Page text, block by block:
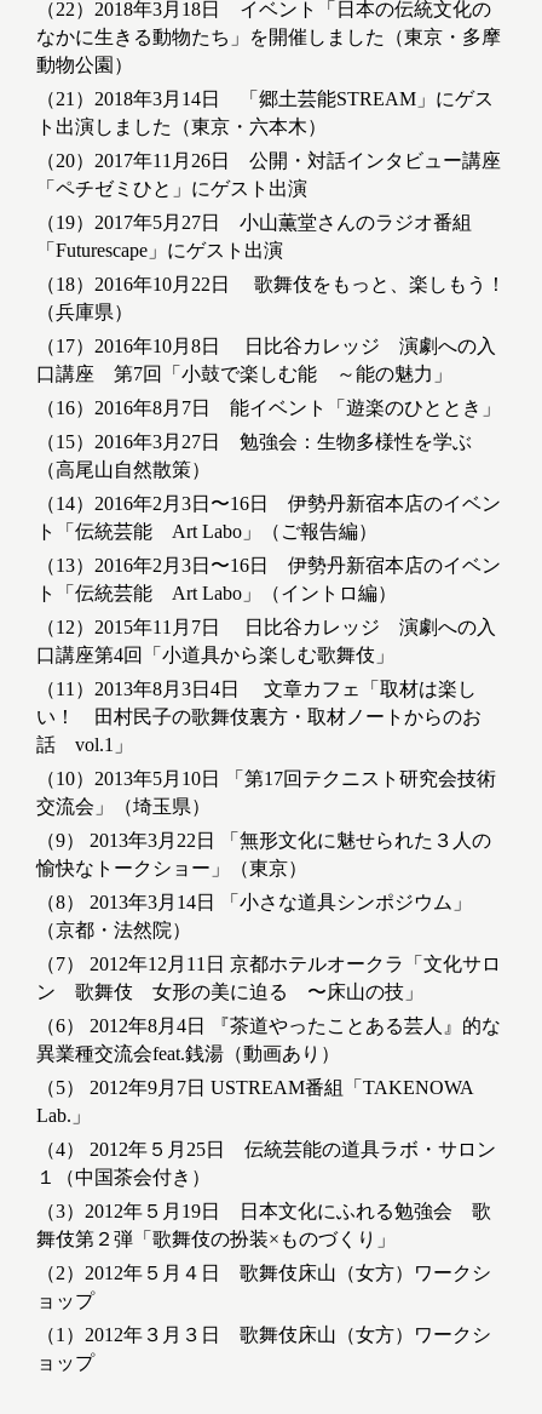
（22）2018年3月18日 イベント「日本の伝統文化の
なかに生きる動物たち」を開催しました（東京・多摩
動物公園）
（21）2018年3月14日 「郷土芸能STREAM」にゲス
ト出演しました（東京・六本木）
（20）2017年11月26日 公開・対話インタビュー講座
「ペチゼミひと」にゲスト出演
（19）2017年5月27日 小山薫堂さんのラジオ番組
「Futurescape」にゲスト出演
（18）2016年10月22日 歌舞伎をもっと、楽しもう！
（兵庫県）
（17）2016年10月8日 日比谷カレッジ 演劇への入
口講座 第7回「小鼓で楽しむ能 ～能の魅力」
（16）2016年8月7日 能イベント「遊楽のひととき」
（15）2016年3月27日 勉強会：生物多様性を学ぶ
（高尾山自然散策）
（14）2016年2月3日〜16日 伊勢丹新宿本店のイベン
ト「伝統芸能 Art Labo」（ご報告編）
（13）2016年2月3日〜16日 伊勢丹新宿本店のイベン
ト「伝統芸能 Art Labo」（イントロ編）
（12）2015年11月7日 日比谷カレッジ 演劇への入
口講座第4回「小道具から楽しむ歌舞伎」
（11）2013年8月3日4日 文章カフェ「取材は楽し
い！ 田村民子の歌舞伎裏方・取材ノートからのお
話 vol.1」
（10）2013年5月10日 「第17回テクニスト研究会技術
交流会」（埼玉県）
（9） 2013年3月22日 「無形文化に魅せられた３人の
愉快なトークショー」（東京）
（8） 2013年3月14日 「小さな道具シンポジウム」
（京都・法然院）
（7） 2012年12月11日 京都ホテルオークラ「文化サロ
ン 歌舞伎 女形の美に迫る 〜床山の技」
（6） 2012年8月4日 『茶道やったことある芸人』的な
異業種交流会feat.銭湯（動画あり）
（5） 2012年9月7日 USTREAM番組「TAKENOWA
Lab.」
（4） 2012年５月25日 伝統芸能の道具ラボ・サロン
１（中国茶会付き）
（3）2012年５月19日 日本文化にふれる勉強会 歌
舞伎第２弾「歌舞伎の扮装×ものづくり」
（2）2012年５月４日 歌舞伎床山（女方）ワークシ
ョップ
（1）2012年３月３日 歌舞伎床山（女方）ワークシ
ョップ